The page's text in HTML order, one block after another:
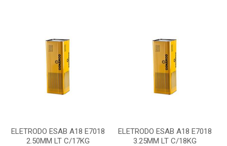
ELETRODO ESAB A18 E7018
2.50MM LT C/17KG
ELETRODO ESAB A18 E7018
3.25MM LT C/18KG